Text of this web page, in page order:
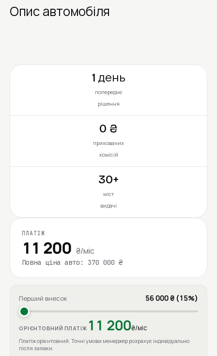
Опис автомобіля
1 день
попереднє
рішення
0 ₴
прихованих
комісій
30+
міст
видачі
ПЛАТІЖ
11 200 ₴/міс
Повна ціна авто: 370 000 ₴
Перший внесок 56 000 ₴ (15%)
ОРІЄНТОВНИЙ ПЛАТІЖ 11 200₴/міс
Платіж орієнтовний. Точні умови менеджер розрахує індивідуально
після заявки.